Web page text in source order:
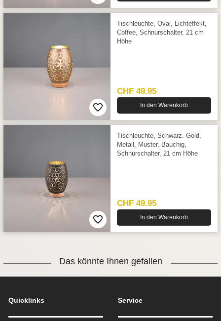
Tischleuchte, Oval, Lichteffekt,
Coffee, Schnurschalter, 21 cm
Höhe
CHF 49.95
In den Warenkorb
Tischleuchte, Schwarz. Gold,
Metall, Muster, Bauchig,
Schnurschalter, 21 cm Höhe
CHF 49.95
In den Warenkorb
Das könnte Ihnen gefallen
Quicklinks Service